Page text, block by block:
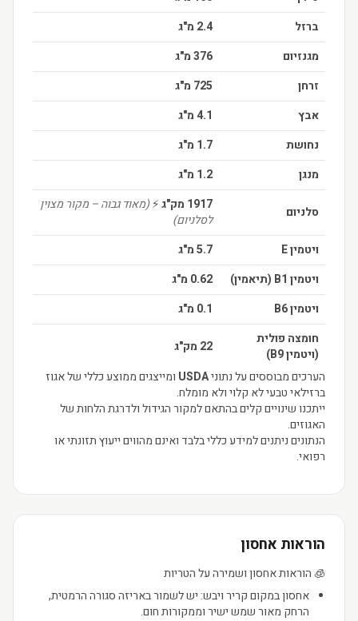
ברזל
2.4 מ"ג
מגנזיום
376 מ"ג
זרחן
725 מ"ג
אבץ
4.1 מ"ג
נחושת
1.7 מ"ג
מנגן
1.2 מ"ג
סלניום 1917 מק"ג ⚡️(מאוד גבוה – מקור מצוין
לסלניום)
ויטמין E
5.7 מ"ג
ויטמין B1 (תיאמין)
0.62 מ"ג
ויטמין B6
0.1 מ"ג
חומצה פולית
(ויטמין B9)
22 מק"ג
הערכים מבוססים על נתוניUSDA ומייצגים ממוצע כללי של אגוז
ברזילאי טבעי לא קלוי ולא מומלח.
ייתכנו שינויים קלים בהתאם למקור הגידול ולדרגת הלחות של
האגוזים.
הנתונים ניתנים למידע כללי בלבד ואינם מהווים ייעוץ תזונתי או
רפואי.
הוראות אחסון
🧊 הוראות אחסון ושמירה על הטריות
אחסון במקום קריר ויבש: יש לשמור באריזה סגורה הרמטית,
הרחק מאור שמש ישיר וממקורות חום.